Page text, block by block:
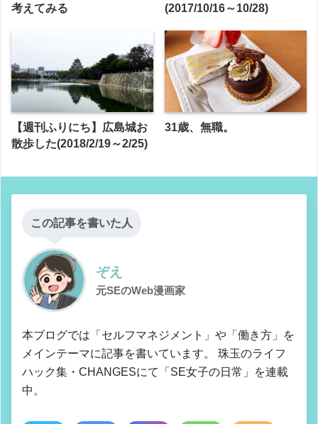
考えてみる (2017/10/16～10/28)
【週刊ふりにち】広島城お
散歩した(2018/2/19～2/25)
31歳、無職。
この記事を書いた人
ぞえ
元SEのWeb漫画家
本ブログでは「セルフマネジメント」や「働き方」を
メインテーマに記事を書いています。 珠玉のライフ
ハック集・CHANGESにて「SE女子の日常」を連載
中。